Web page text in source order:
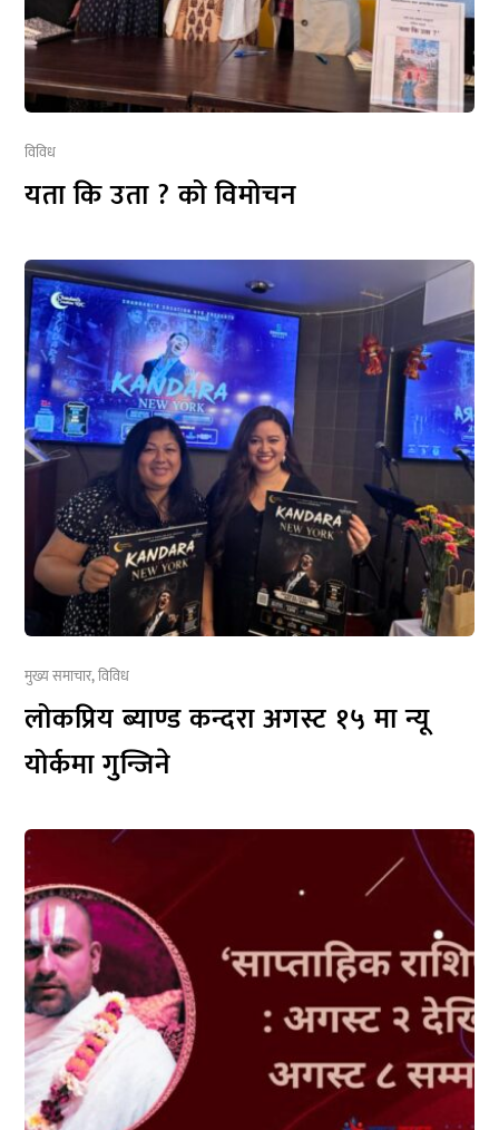
विविध
यता कि उता ? को विमोचन
मुख्य समाचार,विविध
लोकप्रिय ब्याण्ड कन्दरा अगस्ट १५ मा न्यू
योर्कमा गुन्जिने